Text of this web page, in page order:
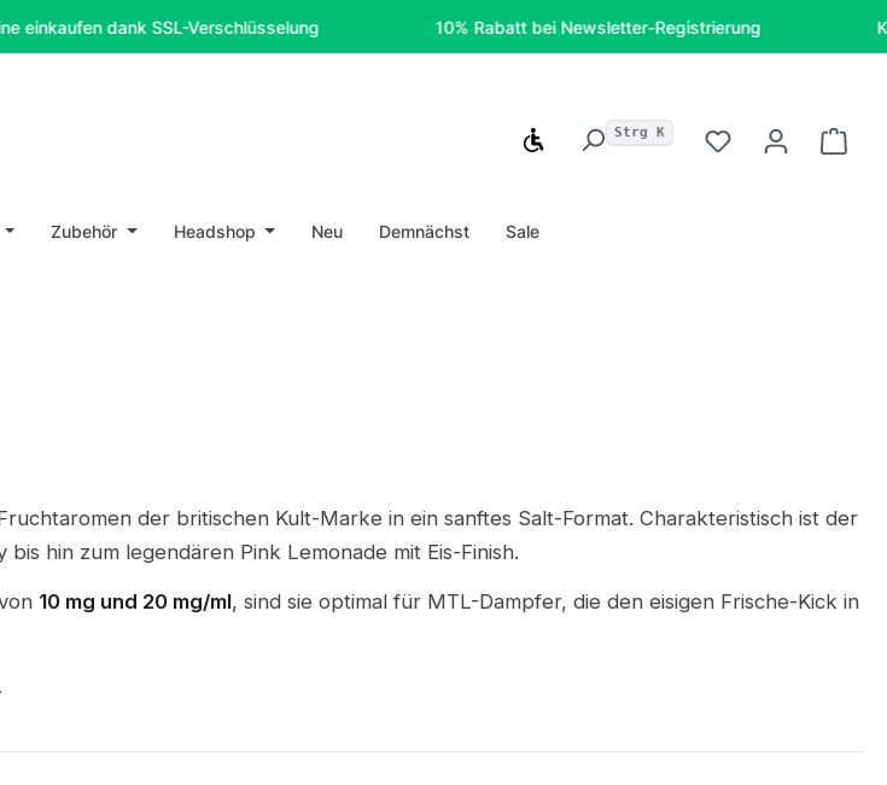
dank SSL-Verschlüsselung 10% Rabatt bei Newsletter-Registrierung
Werkzeugleiste anzeigen
Strg K Du hast 0
Zubehör Headshop Neu Demnächst Sale
der britischen Kult-Marke in ein sanftes Salt-Format. Charakteristisch ist der
hin zum legendären Pink Lemonade mit Eis-Finish.
10 mg und 20 mg/ml, sind sie optimal für MTL-Dampfer, die den eisigen Frische-Kick in